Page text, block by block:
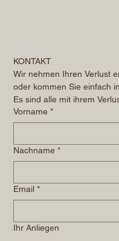
KONTAKT
Wir nehmen Ihren Verlust
oder kommen Sie einfach
Es sind alle mit ihrem
Vorname *
Nachname *
Email *
Ihr Anliegen